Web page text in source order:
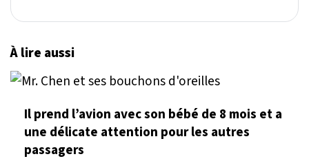
À lire aussi
Il prend l’avion avec son bébé de 8 mois et a
une délicate attention pour les autres
passagers